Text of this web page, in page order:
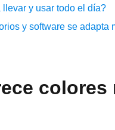
y usar todo el día?
y software se adapta
colores